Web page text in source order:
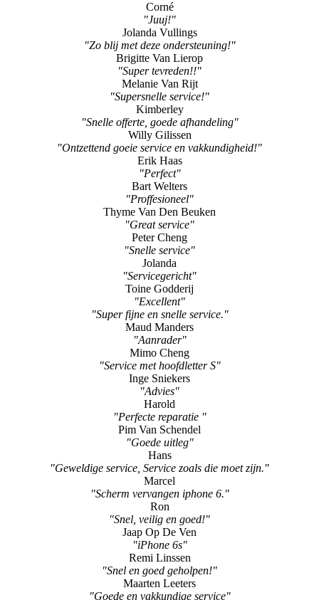
Corné
"Juuj!"
Jolanda Vullings
"Zo blij met deze ondersteuning!"
Brigitte Van Lierop
"Super tevreden!!"
Melanie Van Rijt
"Supersnelle service!"
Kimberley
"Snelle offerte, goede afhandeling"
Willy Gilissen
"Ontzettend goeie service en vakkundigheid!"
Erik Haas
"Perfect"
Bart Welters
"Proffesioneel"
Thyme Van Den Beuken
"Great service"
Peter Cheng
"Snelle service"
Jolanda
"Servicegericht"
Toine Godderij
"Excellent"
"Super fijne en snelle service."
Maud Manders
"Aanrader"
Mimo Cheng
"Service met hoofdletter S"
Inge Sniekers
"Advies"
Harold
"Perfecte reparatie "
Pim Van Schendel
"Goede uitleg"
Hans
"Geweldige service, Service zoals die moet zijn."
Marcel
"Scherm vervangen iphone 6."
Ron
"Snel, veilig en goed!"
Jaap Op De Ven
"iPhone 6s"
Remi Linssen
"Snel en goed geholpen!"
Maarten Leeters
"Goede en vakkundige service"